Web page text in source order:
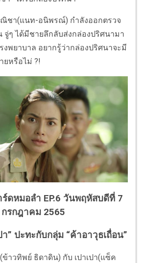
ชา(แนท-อนิพรณ์) กำลังออกตรวจ
จู่ๆ ได้มีชายลึกลับส่งกล่องปริศนามา
พยาบาล อยากรู้ว่ากล่องปริศนาจะมี
ยหรือไม่ ?!
ร์ดหมอลำ EP.6 วันพฤหัสบดีที่ 7
กรกฎาคม 2565
า” ปะทะกับกลุ่ม “ค้าอาวุธเถื่อน”
ข้าวทิพย์ ธิดาดิน) กับ เปาเปา(แซ็ค